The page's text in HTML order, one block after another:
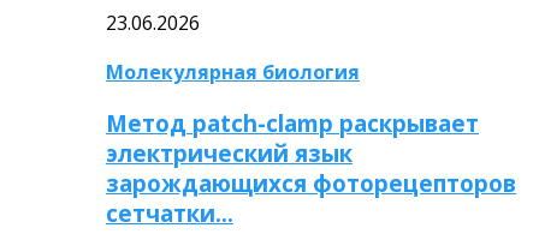
23.06.2026
Молекулярная биология
Метод patch-clamp раскрывает
электрический язык
зарождающихся фоторецепторов
сетчатки…